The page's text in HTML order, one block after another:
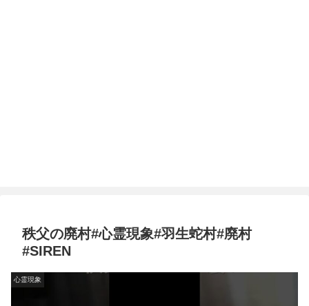
秩父の廃村#心霊現象#羽生蛇村#廃村
#SIREN
心霊現象